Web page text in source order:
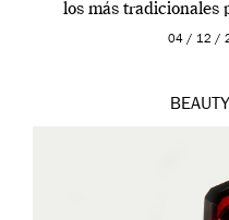
los más tradicionales
modernos.
04 / 12 /
BEAUTY